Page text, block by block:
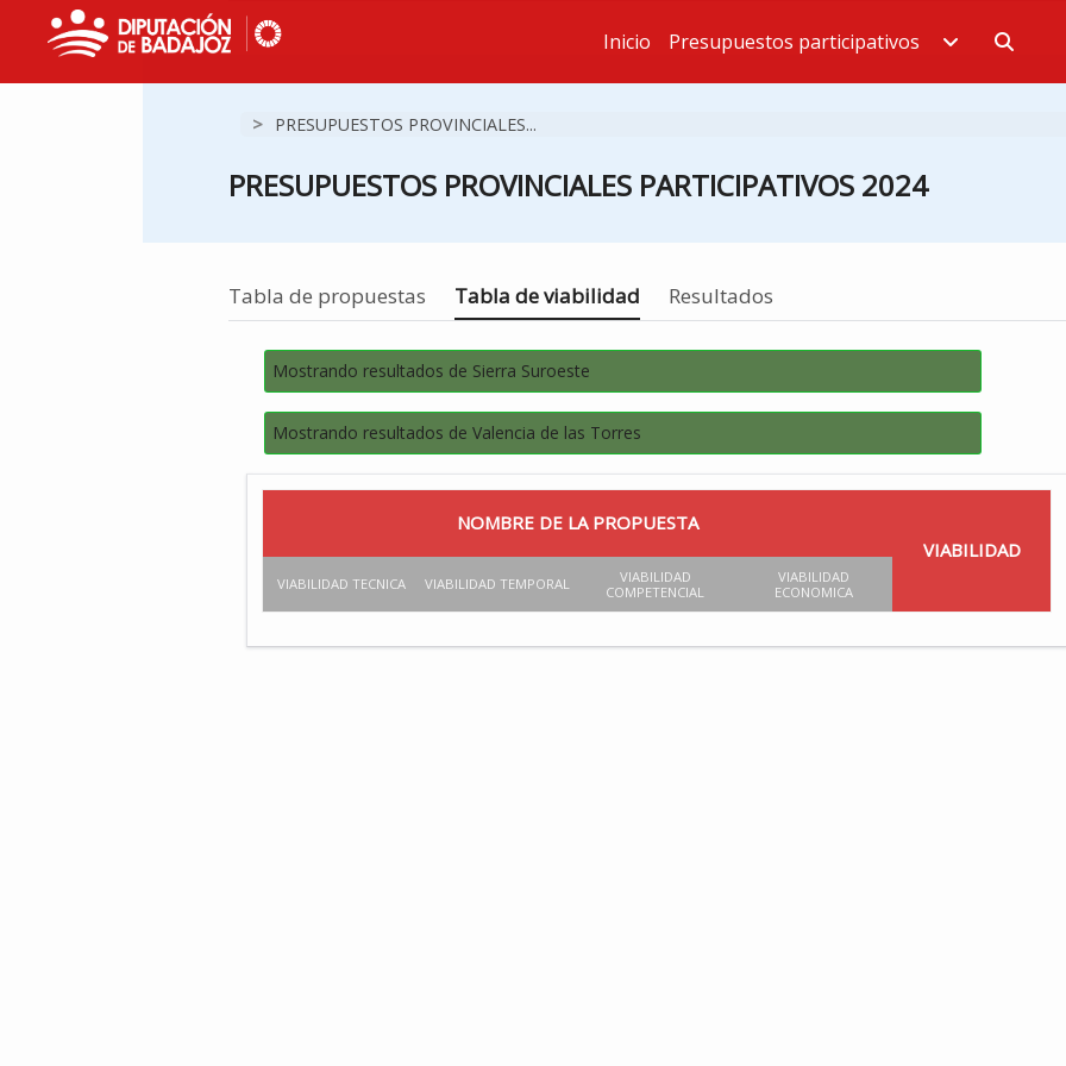
Estás en
Inicio Presupuestos participativos
> PRESUPUESTOS PROVINCIALES...
PRESUPUESTOS PROVINCIALES PARTICIPATIVOS 2024
Tabla de propuestas Estás en
Tabla de viabilidad Resultados
Mostrando resultados de Sierra Suroeste
Mostrando resultados de Valencia de las Torres
NOMBRE DE LA PROPUESTA
VIABILIDAD
VIABILIDAD TECNICA VIABILIDAD TEMPORAL
VIABILIDAD
COMPETENCIAL
VIABILIDAD
ECONOMICA